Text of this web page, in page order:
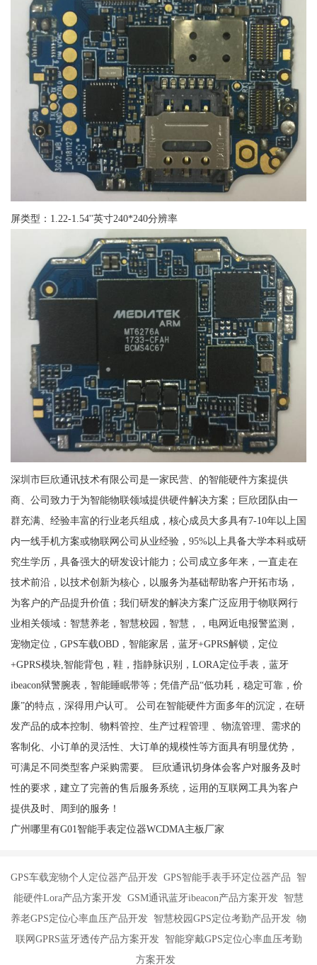
屏类型：1.22-1.54''英寸240*240分辨率
深圳市巨欣通讯技术有限公司是一家民营、的智能硬件方案提供
商、公司致力于为智能物联领域提供硬件解决方案；巨欣团队由一
群充满、经验丰富的行业老兵组成，核心成员大多具有7-10年以上国
内一线手机方案或物联网公司从业经验，95%以上具备大学本科或研
究生学历，具备强大的研发设计能力；公司成立多年来，一直走在
技术前沿，以技术创新为核心，以服务为基础帮助客户开拓市场，
为客户的产品提升价值；我们研发的解决方案广泛应用于物联网行
业相关领域：智慧养老，智慧校园，智慧，，电网近电报警监测，
宠物定位，GPS车载OBD，智能家居，蓝牙+GPRS解锁，定位
+GPRS模块,智能背包，鞋，指静脉识别，LORA定位手表，蓝牙
ibeacon狱警腕表，智能睡眠带等；凭借产品“低功耗，稳定可靠，价
廉”的特点，深得用户认可。 公司在智能硬件方面多年的沉淀，在研
发产品的成本控制、物料管控、生产过程管理 、物流管理、需求的
客制化、小订单的灵活性、大订单的规模性等方面具有明显优势，
可满足不同类型客户采购需要。 巨欣通讯切身体会客户对服务及时
性的要求，建立了完善的售后服务系统，运用的互联网工具为客户
提供及时、周到的服务！
广州哪里有G01智能手表定位器WCDMA主板厂家
GPS车载宠物个人定位器产品开发 GPS智能手表手环定位器产品 智
能硬件Lora产品方案开发 GSM通讯蓝牙ibeacon产品方案开发 智慧
养老GPS定位心率血压产品开发 智慧校园GPS定位考勤产品开发 物
联网GPRS蓝牙透传产品方案开发 智能穿戴GPS定位心率血压考勤
方案开发